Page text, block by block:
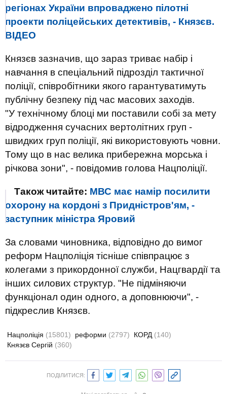
регіонах України впроваджено пілотні
проекти поліцейських детективів, - Князєв.
ВІДЕО
Князєв зазначив, що зараз триває набір і
навчання в спеціальний підрозділ тактичної
поліції, співробітники якого гарантуватимуть
публічну безпеку під час масових заходів.
"У технічному блоці ми поставили собі за мету
відродження сучасних вертолітних груп -
швидких груп поліції, які використовують човни.
Тому що в нас велика прибережна морська і
річкова зони", - повідомив голова Нацполіції.
Також читайте: МВС має намір посилити
охорону на кордоні з Придністров'ям, -
заступник міністра Яровий
За словами чиновника, відповідно до вимог
реформ Нацполіція тісніше співпрацює з
колегами з прикордонної служби, Нацгвардії та
інших силових структур. "Не підміняючи
функціонал один одного, а доповнюючи", -
підкреслив Князєв.
Нацполіція (15801) реформи (2797) КОРД (140)
Князєв Сергій (360)
ПОДІЛИТИСЯ: